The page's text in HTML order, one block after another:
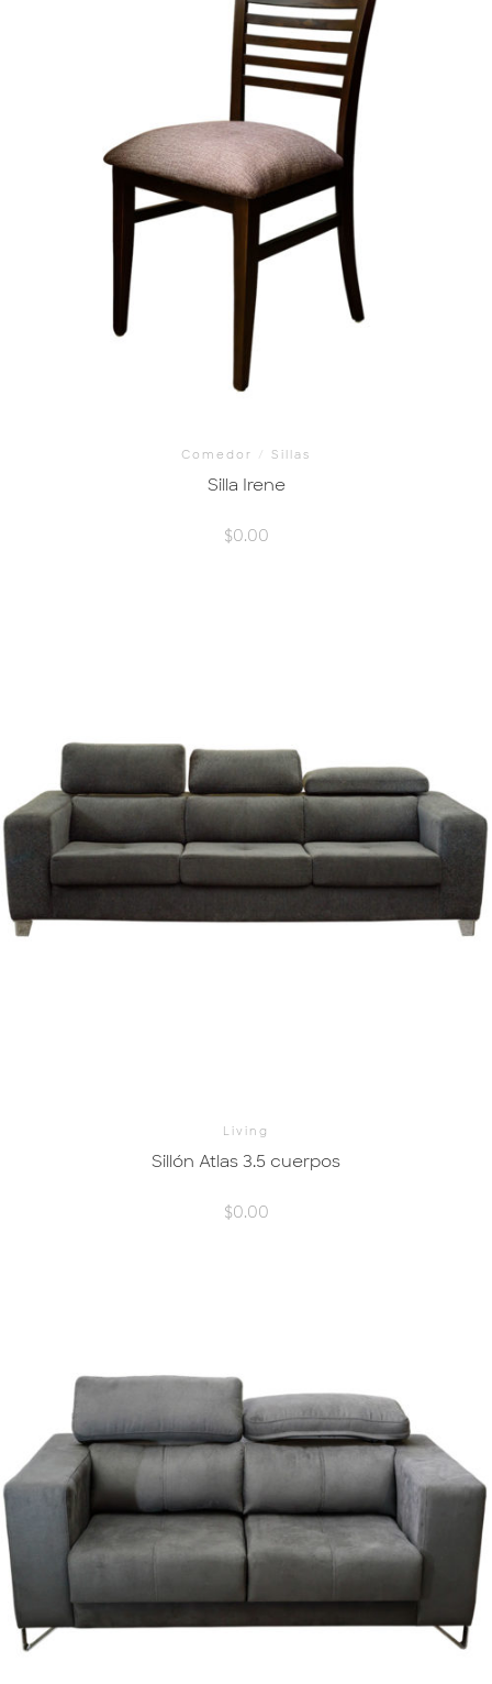
Comedor / Sillas
Silla Irene
$0.00
Living
Sillón Atlas 3.5 cuerpos
$0.00